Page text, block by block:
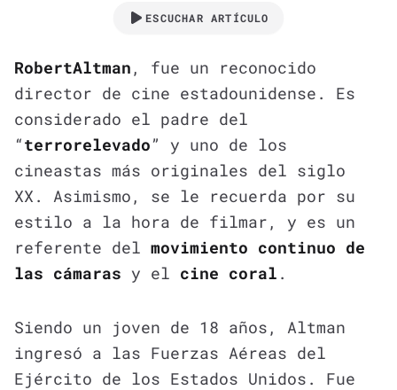
ESCUCHAR ARTÍCULO
RobertAltman , fue un reconocido
director de cine estadounidense. Es
considerado el padre del
“terrorelevado” y uno de los
cineastas más originales del siglo
XX. Asimismo, se le recuerda por su
estilo a la hora de filmar, y es un
referente del movimiento continuo de
las cámaras y el cine coral .
Siendo un joven de 18 años, Altman
ingresó a las Fuerzas Aéreas del
Ejército de los Estados Unidos. Fue